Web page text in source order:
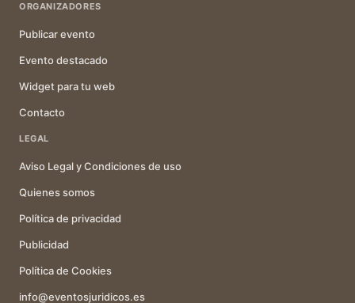
ORGANIZADORES
Publicar evento
Evento destacado
Widget para tu web
Contacto
LEGAL
Aviso Legal y Condiciones de uso
Quienes somos
Política de privacidad
Publicidad
Política de Cookies
info@eventosjuridicos.es